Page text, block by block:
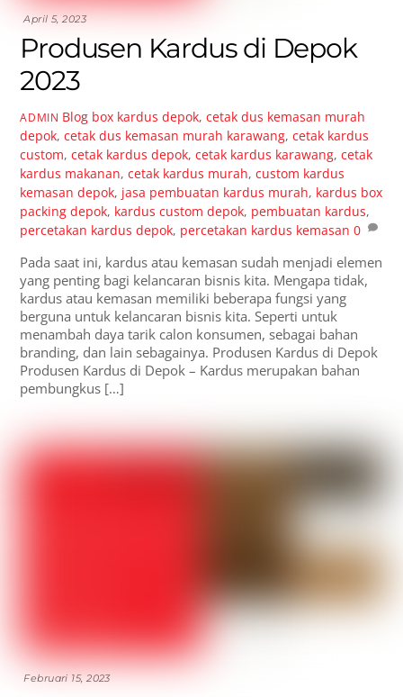
April 5, 2023
Produsen Kardus di Depok
2023
ADMIN Blog box kardus depok,cetak dus kemasan murah
depok,cetak dus kemasan murah karawang,cetak kardus
custom,cetak kardus depok,cetak kardus karawang,cetak
kardus makanan,cetak kardus murah,custom kardus
kemasan depok, jasa pembuatan kardus murah, kardus box
packing depok, kardus custom depok, pembuatan kardus,
percetakan kardus depok, percetakan kardus kemasan 0
Pada saat ini, kardus atau kemasan sudah menjadi elemen
yang penting bagi kelancaran bisnis kita. Mengapa tidak,
kardus atau kemasan memiliki beberapa fungsi yang
berguna untuk kelancaran bisnis kita. Seperti untuk
menambah daya tarik calon konsumen, sebagai bahan
branding, dan lain sebagainya. Produsen Kardus di Depok
Produsen Kardus di Depok – Kardus merupakan bahan
pembungkus […]
Februari 15, 2023